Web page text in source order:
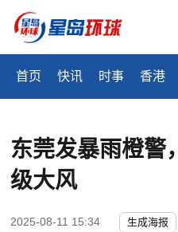
首页 快讯 时事 香港
东莞发暴雨橙警
级大风
2025-08-11 15:34 生成海报